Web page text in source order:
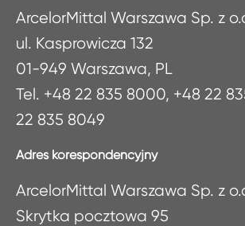
ArcelorMittal Warszawa Sp. z
ul. Kasprowicza 132
01-949 Warszawa, PL
Tel. +48 22 835 8000, +48 22
22 835 8049
Adres korespondencyjny
ArcelorMittal Warszawa Sp. z
Skrytka pocztowa 95